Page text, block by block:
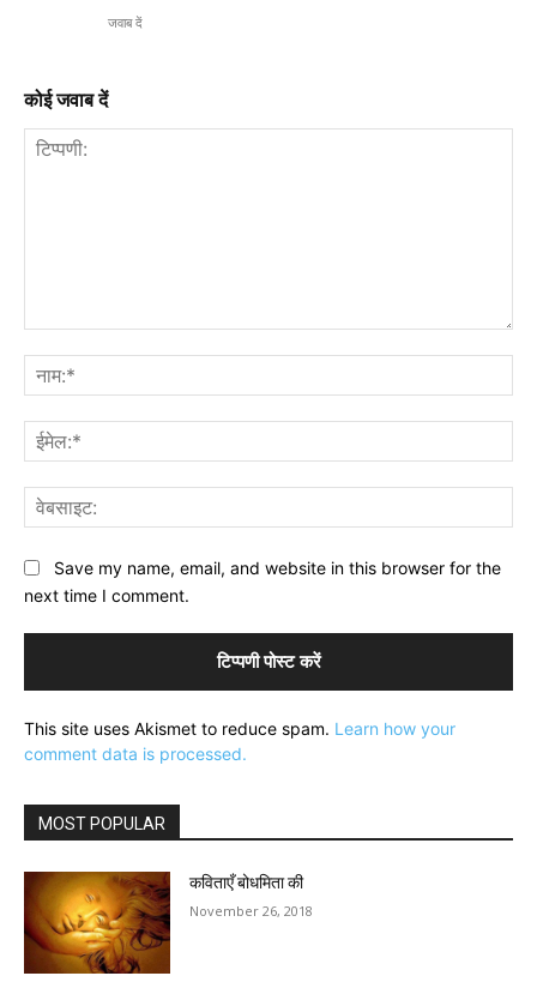
जवाब दें
कोई जवाब दें
Save my name, email, and website in this browser for the
next time I comment.
This site uses Akismet to reduce spam. Learn how your
comment data is processed.
MOST POPULAR
कविताएँ बोधमिता की
November 26, 2018